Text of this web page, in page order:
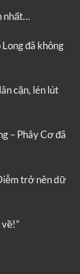
nhất…
đã không
cận, lén lút
– Phây Cơ đã
trở nên dữ